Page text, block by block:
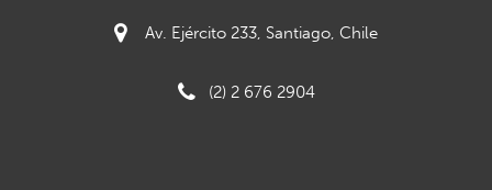
Av. Ejército 233, Santiago, Chile
(2) 2 676 2904